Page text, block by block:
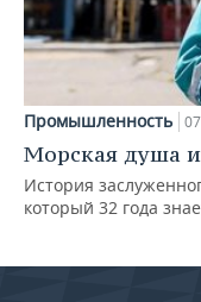
Промышленность
Морская душа
История
который 32 года